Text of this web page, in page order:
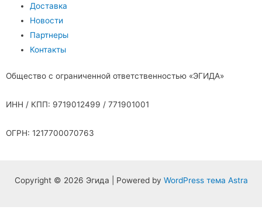
Доставка
Новости
Партнеры
Контакты
Общество с ограниченной ответственностью «ЭГИДА»
ИНН / КПП: 9719012499 / 771901001
ОГРН: 1217700070763
Copyright © 2026 Эгида | Powered by WordPress тема Astra